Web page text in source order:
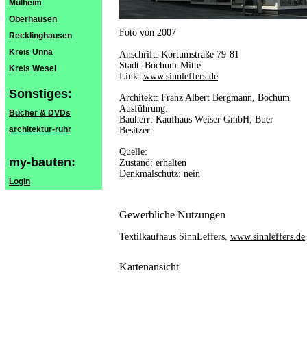
Mülheim
Oberhausen
Recklinghausen
Kreis Unna
Kreis Wesel
Sonstiges:
Bücher & DVDs
architektur-ruhr
my-bauten:
Login
Foto von 2007
Anschrift: Kortumstraße 79-81
Stadt: Bochum-Mitte
Link: www.sinnleffers.de
Architekt: Franz Albert Bergmann, Bochum
Ausführung:
Bauherr: Kaufhaus Weiser GmbH, Buer
Besitzer:
Quelle:
Zustand: erhalten
Denkmalschutz: nein
Gewerbliche Nutzungen
Textilkaufhaus SinnLeffers, www.sinnleffers.de
Kartenansicht